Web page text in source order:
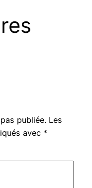
publiée. Les
avec *